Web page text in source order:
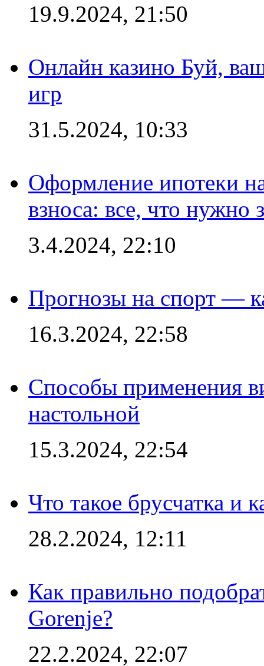
19.9.2024, 21:50
Онлайн казино Буй,
игр
31.5.2024, 10:33
Оформление ипотеки
взноса: все, что нужно
3.4.2024, 22:10
Прогнозы на спорт —
16.3.2024, 22:58
Способы применения
настольной
15.3.2024, 22:54
Что такое брусчатка и
28.2.2024, 12:11
Как правильно
Gorenje?
22.2.2024, 22:07